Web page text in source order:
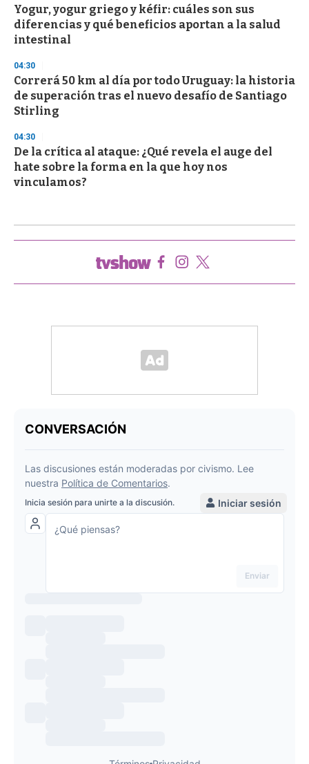
Yogur, yogur griego y kéfir: cuáles son sus
diferencias y qué beneficios aportan a la salud
intestinal
04:30
Correrá 50 km al día por todo Uruguay: la historia
de superación tras el nuevo desafío de Santiago
Stirling
04:30
De la crítica al ataque: ¿Qué revela el auge del
hate sobre la forma en la que hoy nos
vinculamos?